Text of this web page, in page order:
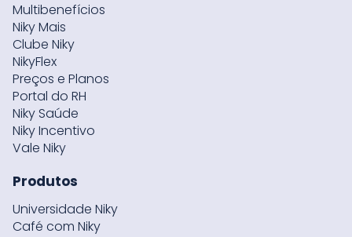
Multibenefícios
Niky Mais
Clube Niky
NikyFlex
Preços e Planos
Portal do RH
Niky Saúde
Niky Incentivo
Vale Niky
Produtos
Universidade Niky
Café com Niky